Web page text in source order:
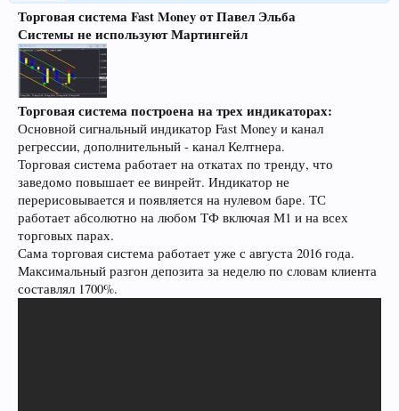
Торговая система Fast Money от Павел Эльба
Системы не используют Мартингейл
Торговая система построена на трех индикаторах:
Основной сигнальный индикатор Fast Money и канал
регрессии, дополнительный - канал Келтнера.
Торговая система работает на откатах по тренду, что
заведомо повышает ее винрейт. Индикатор не
перерисовывается и появляется на нулевом баре. ТС
работает абсолютно на любом ТФ включая М1 и на всех
торговых парах.
Сама торговая система работает уже с августа 2016 года.
Максимальный разгон депозита за неделю по словам клиента
составлял 1700%.